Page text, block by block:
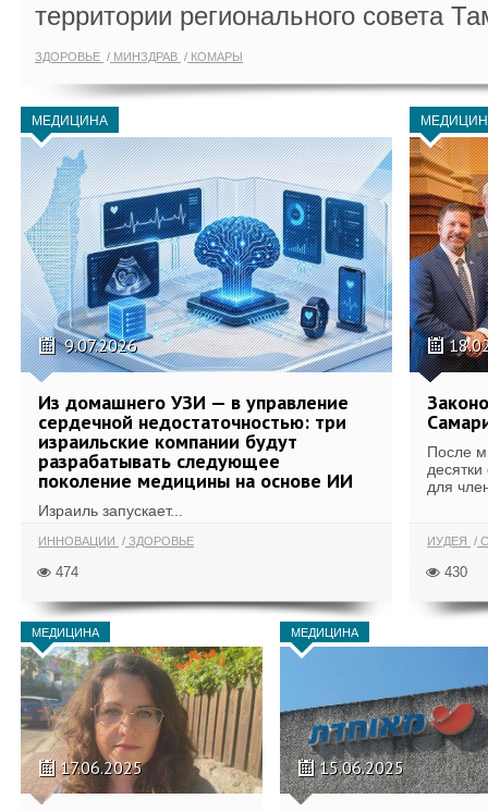
территории регионального совета
ЗДОРОВЬЕ МИНЗДРАВ КОМАРЫ
МЕДИЦИНА
9.07.2026
Из домашнего УЗИ — в управление
сердечной недостаточностью: три
израильские компании будут
разрабатывать следующее
поколение медицины на основе ИИ
Израиль запускает...
ИННОВАЦИИ ЗДОРОВЬЕ
474
После
для
ИУДЕЯ
430
МЕДИЦИНА
17.06.2025
МЕДИЦИНА
15.06.2025